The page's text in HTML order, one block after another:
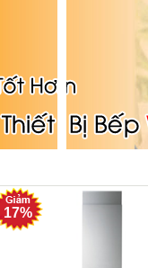
17%